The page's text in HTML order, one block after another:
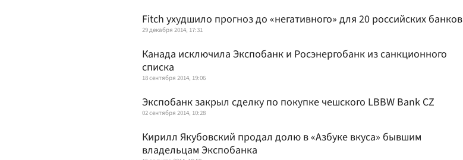
Fitch ухудшило прогноз до «негативного» для 20 российских банков
29 декабря 2014, 17:31
Канада исключила Экспобанк и Росэнергобанк из санкционного
списка
18 сентября 2014, 19:06
Экспобанк закрыл сделку по покупке чешского LBBW Bank CZ
02 сентября 2014, 10:28
Кирилл Якубовский продал долю в «Азбуке вкуса» бывшим
владельцам Экспобанка